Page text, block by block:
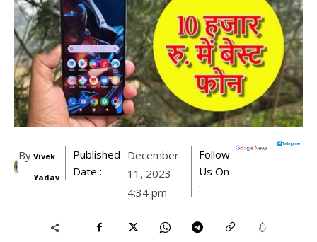
By Vivek
Yadav
Published
Date :
December
11, 2023
4:34 pm
Follow
Us On
: